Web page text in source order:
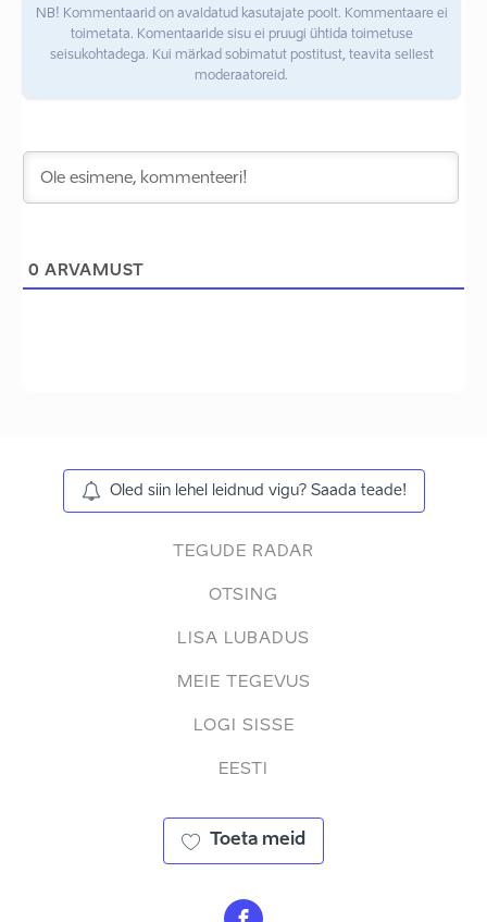
NB! Kommentaarid on avaldatud kasutajate poolt. Kommentaare ei
toimetata. Komentaaride sisu ei pruugi ühtida toimetuse
seisukohtadega. Kui märkad sobimatut postitust, teavita sellest
moderaatoreid.
0 ARVAMUST
Oled siin lehel leidnud vigu? Saada teade!
TEGUDE RADAR
OTSING
LISA LUBADUS
MEIE TEGEVUS
LOGI SISSE
EESTI
Toeta meid